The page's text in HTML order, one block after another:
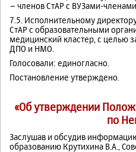
– членов СтАР с ВУЗами-
7.5. Исполнительному
СтАР с образовательными
медицинский кластер, с целью
ДПО и НМО.
Голосовали: единогласно.
Постановление утверждено.
«Об утверждении
по
Заслушав и обсудив
образованию Крутихина В.А.,